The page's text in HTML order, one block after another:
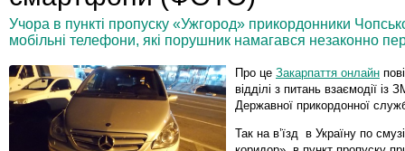
Учора в пункті пропуску «Ужгород» прикордонники
мобільні телефони, які порушник намагався незаконно
Про це Закарпаття онлайн
відділі з питань взаємодії із
Державної прикордонної
Так на в’їзд в Україну по